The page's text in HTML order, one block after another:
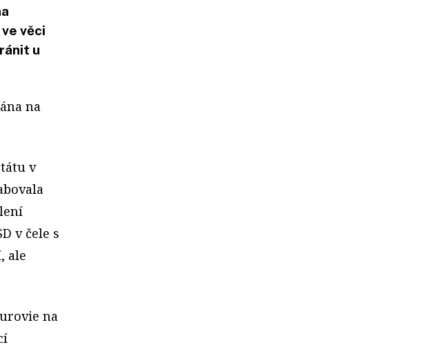
věci
u
na
v
v čele s
ale
na